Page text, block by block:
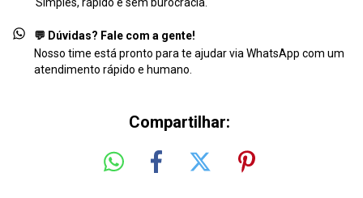
💬 Dúvidas? Fale com a gente!
Nosso time está pronto para te ajudar via WhatsApp com um
atendimento rápido e humano.
Compartilhar: